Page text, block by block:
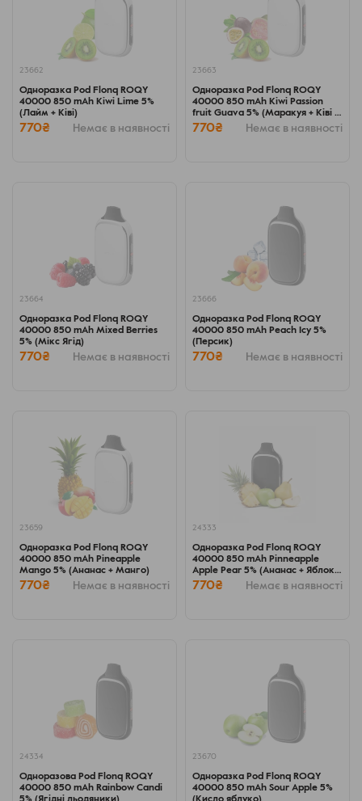
23662
Одноразка Pod Flonq ROQY
40000 850 mAh Kiwi Lime 5%
(Лайм + Ківі)
770₴ Немає в наявності
23663
Одноразка Pod Flonq ROQY
40000 850 mAh Kiwi Passion
fruit Guava 5% (Маракуя + Ківі +
Гуава)
770₴ Немає в наявності
23664
Одноразка Pod Flonq ROQY
40000 850 mAh Mixed Berries
5% (Мікс Ягід)
770₴ Немає в наявності
23666
Одноразка Pod Flonq ROQY
40000 850 mAh Peach Icy 5%
(Персик)
770₴ Немає в наявності
23659
Одноразка Pod Flonq ROQY
40000 850 mAh Pineapple
Mango 5% (Ананас + Манго)
770₴ Немає в наявності
24333
Одноразка Pod Flonq ROQY
40000 850 mAh Pinneapple
Apple Pear 5% (Ананас + Яблоко
+ Груша)
770₴ Немає в наявності
24334
Одноразова Pod Flonq ROQY
40000 850 mAh Rainbow Candi
23670
Одноразка Pod Flonq ROQY
40000 850 mAh Sour Apple 5%